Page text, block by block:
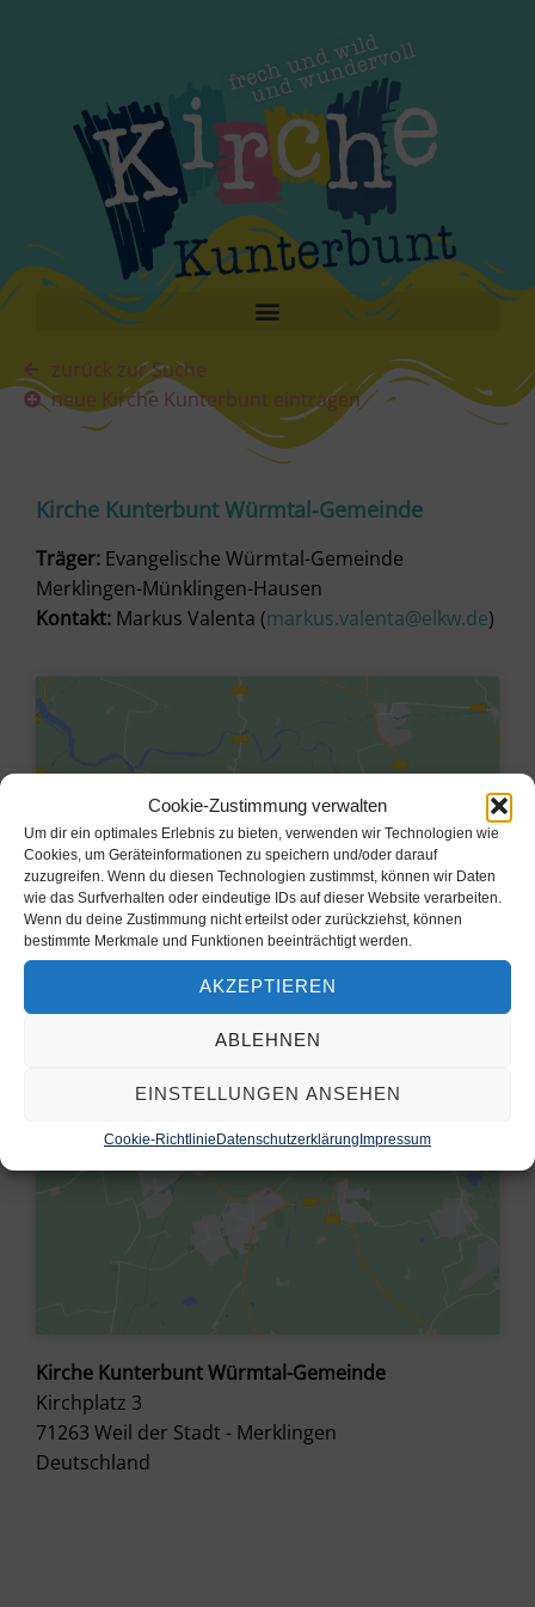
Cookie-Zustimmung verwalten
Um dir ein optimales Erlebnis zu bieten, verwenden wir Technologien wie
Cookies, um Geräteinformationen zu speichern und/oder darauf
zuzugreifen. Wenn du diesen Technologien zustimmst, können wir Daten
wie das Surfverhalten oder eindeutige IDs auf dieser Website verarbeiten.
Wenn du deine Zustimmung nicht erteilst oder zurückziehst, können
bestimmte Merkmale und Funktionen beeinträchtigt werden.
AKZEPTIEREN
ABLEHNEN
EINSTELLUNGEN ANSEHEN
Cookie-RichtlinieDatenschutzerklärungImpressum
zurück zur Suche
neue Kirche Kunterbunt eintragen
Kirche Kunterbunt Würmtal-Gemeinde
Träger: Evangelische Würmtal-Gemeinde
Merklingen-Münklingen-Hausen
Kontakt: Markus Valenta (markus.valenta@elkw.de)
Klicke hier, um Marketing-Cookies
aktivieren
Kirche Kunterbunt Würmtal-Gemeinde
Kirchplatz 3
71263 Weil der Stadt - Merklingen
Deutschland